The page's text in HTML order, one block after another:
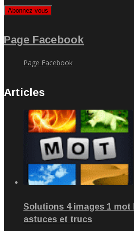
Abonnez-vous
Page Facebook
Page Facebook
Articles
Solutions 4 images 1 mot
astuces et trucs